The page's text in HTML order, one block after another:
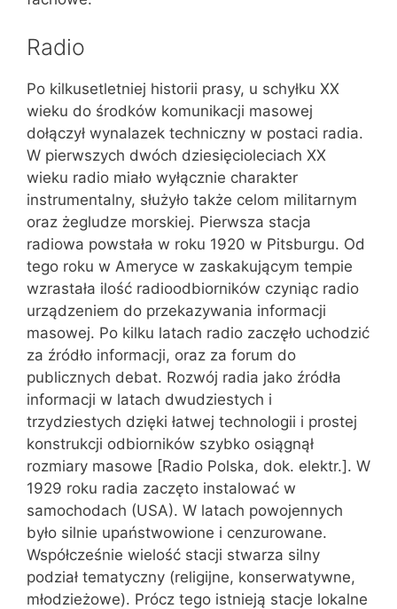
Radio
Po kilkusetletniej historii prasy, u schyłku XX
wieku do środków komunikacji masowej
dołączył wynalazek techniczny w postaci radia.
W pierwszych dwóch dziesięcioleciach XX
wieku radio miało wyłącznie charakter
instrumentalny, służyło także celom militarnym
oraz żegludze morskiej. Pierwsza stacja
radiowa powstała w roku 1920 w Pitsburgu. Od
tego roku w Ameryce w zaskakującym tempie
wzrastała ilość radioodbiorników czyniąc radio
urządzeniem do przekazywania informacji
masowej. Po kilku latach radio zaczęło uchodzić
za źródło informacji, oraz za forum do
publicznych debat. Rozwój radia jako źródła
informacji w latach dwudziestych i
trzydziestych dzięki łatwej technologii i prostej
konstrukcji odbiorników szybko osiągnął
rozmiary masowe [Radio Polska, dok. elektr.]. W
1929 roku radia zaczęto instalować w
samochodach (USA). W latach powojennych
było silnie upaństwowione i cenzurowane.
Współcześnie wielość stacji stwarza silny
podział tematyczny (religijne, konserwatywne,
młodzieżowe). Prócz tego istnieją stacje lokalne